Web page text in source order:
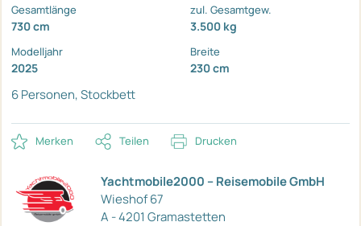
Gesamtlänge
730 cm
zul. Gesamtgew.
3.500 kg
Modelljahr
2025
Breite
230 cm
6 Personen, Stockbett
Merken Teilen Drucken
Yachtmobile2000 – Reisemobile GmbH
Wieshof 67
A - 4201 Gramastetten